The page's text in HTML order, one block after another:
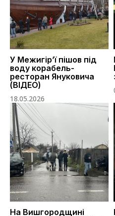
У Межигір’ї пішов під
воду корабель-
ресторан Януковича
(ВІДЕО)
18.05.2026
На Вишгородщині